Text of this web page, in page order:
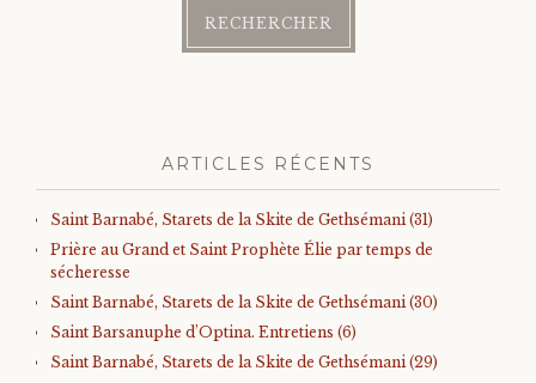
navigation
ARTICLES RÉCENTS
Saint Barnabé, Starets de la Skite de Gethsémani (31)
Prière au Grand et Saint Prophète Élie par temps de
sécheresse
Saint Barnabé, Starets de la Skite de Gethsémani (30)
Saint Barsanuphe d’Optina. Entretiens (6)
Saint Barnabé, Starets de la Skite de Gethsémani (29)